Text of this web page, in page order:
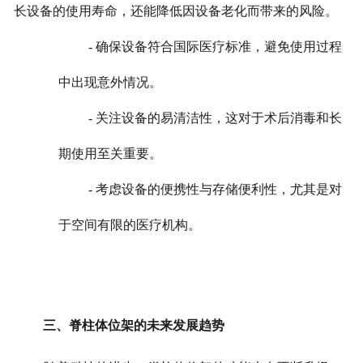
长设备的使用寿命，还能降低因设备老化而带来的风险。
- 确保设备符合国际医疗标准，避免使用过程
中出现意外情况。
- 关注设备的易清洁性，这对于术后消毒和长
期使用至关重要。
- 考虑设备的便携性与存储便利性，尤其是对
于空间有限的医疗机构。
三、脊柱体位架的未来发展趋势